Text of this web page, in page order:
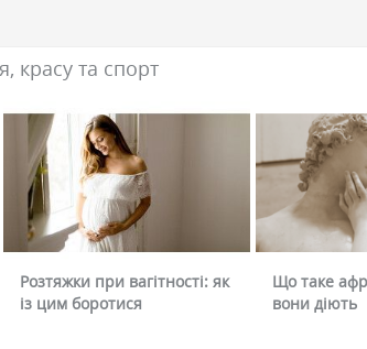
красу та спорт
Розтяжки при вагітності: як
із цим боротися
Що таке
вони діють